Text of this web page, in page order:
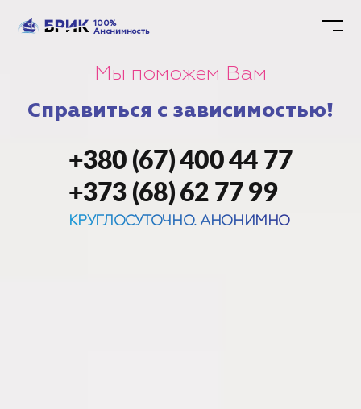
100%
Анонимность
+380 (67) 400 44 77
+373 (68) 62 77 99
КРУГЛОСУТОЧНО. АНОНИМНО
Мы поможем Вам
Справиться с зависимостью!